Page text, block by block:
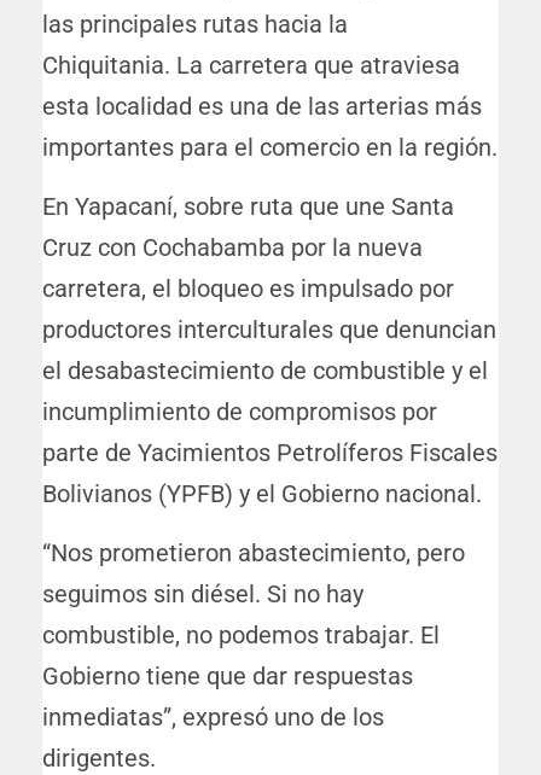
las principales rutas hacia la
Chiquitania. La carretera que atraviesa
esta localidad es una de las arterias más
importantes para el comercio en la región.
En Yapacaní, sobre ruta que une Santa
Cruz con Cochabamba por la nueva
carretera, el bloqueo es impulsado por
productores interculturales que denuncian
el desabastecimiento de combustible y el
incumplimiento de compromisos por
parte de Yacimientos Petrolíferos Fiscales
Bolivianos (YPFB) y el Gobierno nacional.
“Nos prometieron abastecimiento, pero
seguimos sin diésel. Si no hay
combustible, no podemos trabajar. El
Gobierno tiene que dar respuestas
inmediatas”, expresó uno de los
dirigentes.